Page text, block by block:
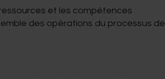
et les compétences
des opérations du processus de